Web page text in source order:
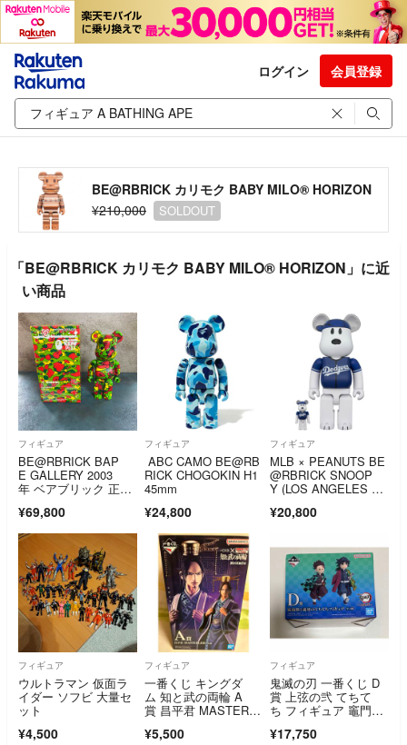
ログイン 会員登録
BE@RBRICK カリモク BABY MILO® HORIZON
¥210,000
SOLDOUT
「BE@RBRICK カリモク BABY MILO® HORIZON」に近
い商品
フィギュア
BE@RBRICK BAP
E GALLERY 2003
年 ベアブリック 正規
¥69,800
フィギュア
ABC CAMO BE@RB
RICK CHOGOKIN H1
45mm
¥24,800
フィギュア
MLB × PEANUTS BE
@RBRICK SNOOP
Y (LOS ANGELES D
0％
¥20,800
フィギュア
ウルトラマン 仮面ラ
イダー ソフビ 大量セ
ット
¥4,500
フィギュア
一番くじ キングダ
ム 知と武の両輪 A
賞 昌平君 MASTERLI
¥5,500
フィギュア
鬼滅の刃 一番くじ D
賞 上弦の弐 てちて
ち フィギュア 竈門炭
¥17,750